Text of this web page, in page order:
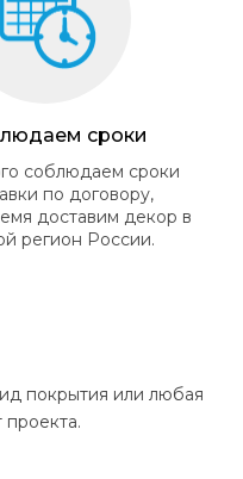
сроки
соблюдаем сроки
по договору,
доставим декор в
регион России.
покрытия или любая